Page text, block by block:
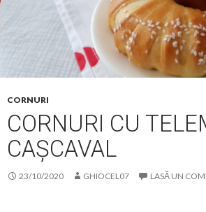
CORNURI
CORNURI CU
CAȘCAVAL
23/10/2020 GHIOCEL07 LASĂ UN